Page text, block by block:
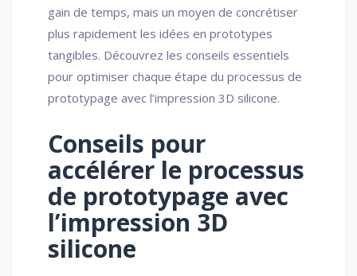
gain de temps, mais un moyen de concrétiser
plus rapidement les idées en prototypes
tangibles. Découvrez les conseils essentiels
pour optimiser chaque étape du processus de
prototypage avec l’impression 3D silicone.
Conseils pour
accélérer le processus
de prototypage avec
l’impression 3D
silicone